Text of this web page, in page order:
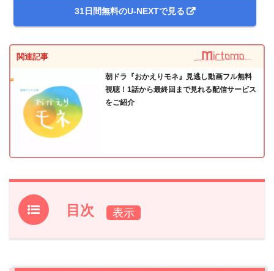
31日間無料のU-NEXTで見る
関連記事
朝ドラ『おかえりモネ』見逃し動画フル無料
視聴！1話から最終回まで見れる配信サービス
をご紹介
目次
1.朝ドラ『おかえりモネ』前回第5週24話のあらすじと振